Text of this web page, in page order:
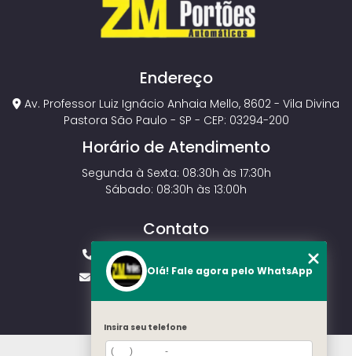
Endereço
Av. Professor Luiz Ignácio Anhaia Mello, 8602 - Vila Divina
Pastora São Paulo - SP - CEP: 03294-200
Horário de Atendimento
Segunda à Sexta: 08:30h às 17:30h
Sábado: 08:30h às 13:00h
Contato
(11) 2143-4826
vendas.zmportoes@gmail.com
Olá! Fale agora pelo WhatsApp
Insira seu telefone